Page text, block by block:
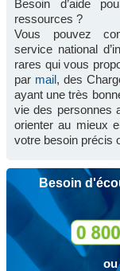
Besoin d’aide
ressources ?
Vous pouvez
service national
rares qui vous
par mail, des
ayant une très
vie des personnes
orienter au mieux
votre besoin précis
Besoin